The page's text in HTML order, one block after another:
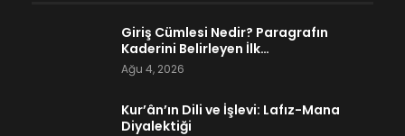
Giriş Cümlesi Nedir? Paragrafın
Kaderini Belirleyen İlk…
Ağu 4, 2026
Kur’ân’ın Dili ve İşlevi: Lafız-Mana
Diyalektiği